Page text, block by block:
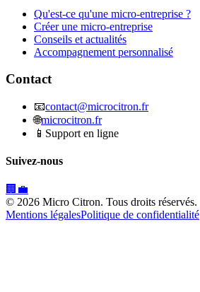
Qu'est-ce qu'une micro-entreprise ?
Créer une micro-entreprise
Conseils et actualités
Accompagnement personnalisé
Contact
📧contact@microcitron.fr
🌐microcitron.fr
📱 Support en ligne
Suivez-nous
🏢 💼
© 2026 Micro Citron. Tous droits réservés.
Mentions légalesPolitique de confidentialité